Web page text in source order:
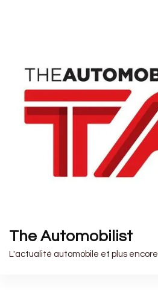
The Automobilist
L'actualité automobile et plus encore